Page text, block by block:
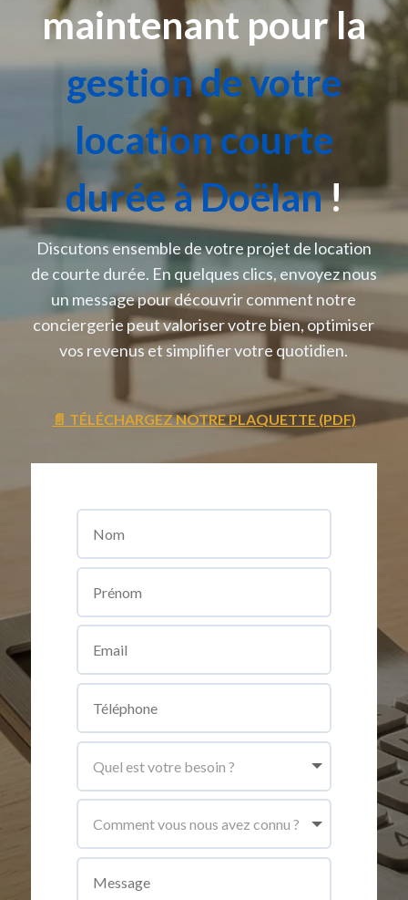
maintenant pour la
gestion de votre
location courte
durée à Doëlan!
Discutons ensemble de votre projet de location
de courte durée. En quelques clics, envoyez nous
un message pour découvrir comment notre
conciergerie peut valoriser votre bien, optimiser
vos revenus et simplifier votre quotidien.
📄 TÉLÉCHARGEZ NOTRE PLAQUETTE (PDF)